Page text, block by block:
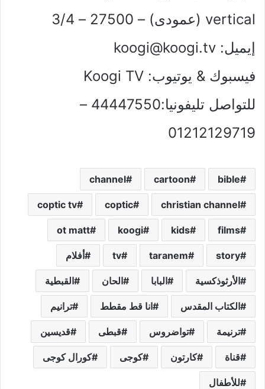
vertical (عمودى) – 27500 – 3/4
إيميل: koogi@koogi.tv
فيسبوك & يوتيوب: Koogi TV
للتواصل تليفونيا:44447550 –
01212129719
bible
cartoon
channel
christian channel
coptic
coptic tv
films
kids
koogi
ot matt
story
taranem
tv أفلام
الأرثوذكسية البابا الحان القبطية
الكتاب المقدس انا قط مقطط ترانيم
ترنيمة تواضروس قبطى قديسين
قناة كارتون كوجى كورال كوجى
للأطفال